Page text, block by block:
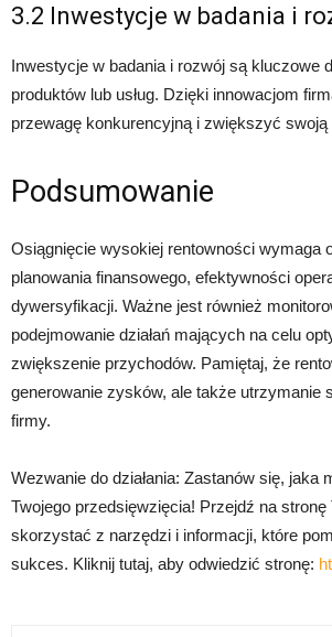
3.2 Inwestycje w badania i
Inwestycje w badania i rozwój są kluczowe
produktów lub usług. Dzięki innowacjom
przewagę konkurencyjną i zwiększyć swoją
Podsumowanie
Osiągnięcie wysokiej rentowności wymaga
planowania finansowego, efektywności
dywersyfikacji. Ważne jest również
podejmowanie działań mających na celu
zwiększenie przychodów. Pamiętaj, że
generowanie zysków, ale także utrzymanie
firmy.
Wezwanie do działania: Zastanów się, jaka
Twojego przedsięwzięcia! Przejdź na stronę
skorzystać z narzędzi i informacji, które
sukces. Kliknij tutaj, aby odwiedzić stronę: